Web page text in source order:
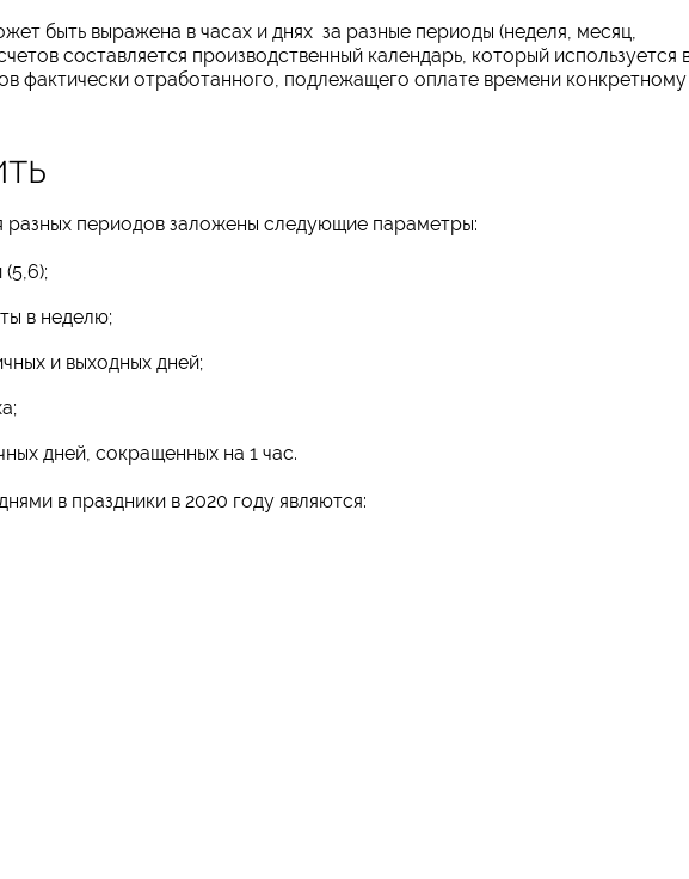
быть выражена в часах и днях за разные периоды (неделя, месяц,
составляется производственный календарь, который используется
фактически отработанного, подлежащего оплате времени конкретному
разных периодов заложены следующие параметры:
в неделю;
и выходных дней;
дней, сокращенных на 1 час.
в праздники в 2020 году являются: